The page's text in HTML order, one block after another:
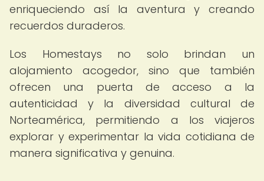
enriqueciendo así la aventura y creando
recuerdos duraderos.
Los Homestays no solo brindan un
alojamiento acogedor, sino que también
ofrecen una puerta de acceso a la
autenticidad y la diversidad cultural de
Norteamérica, permitiendo a los viajeros
explorar y experimentar la vida cotidiana de
manera significativa y genuina.